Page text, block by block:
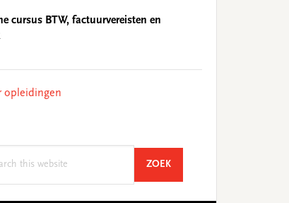
cursus BTW, factuurvereisten en
opleidingen
ZOEKSEARCH